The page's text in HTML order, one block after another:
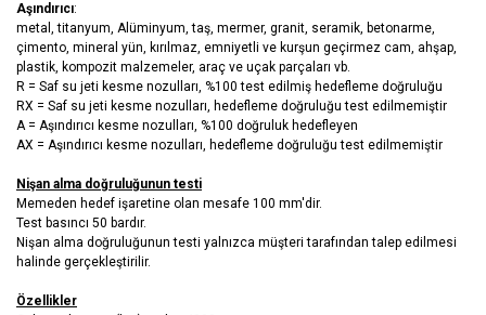
Aşındırıcı:
metal, titanyum, Alüminyum, taş, mermer, granit, seramik, betonarme,
çimento, mineral yün, kırılmaz, emniyetli ve kurşun geçirmez cam, ahşap,
plastik, kompozit malzemeler, araç ve uçak parçaları vb.
R = Saf su jeti kesme nozulları, %100 test edilmiş hedefleme doğruluğu
RX = Saf su jeti kesme nozulları, hedefleme doğruluğu test edilmemiştir
A = Aşındırıcı kesme nozulları, %100 doğruluk hedefleyen
AX = Aşındırıcı kesme nozulları, hedefleme doğruluğu test edilmemiştir
Nişan alma doğruluğunun testi
Memeden hedef işaretine olan mesafe 100 mm'dir.
Test basıncı 50 bardır.
Nişan alma doğruluğunun testi yalnızca müşteri tarafından talep edilmesi
halinde gerçekleştirilir.
Özellikler